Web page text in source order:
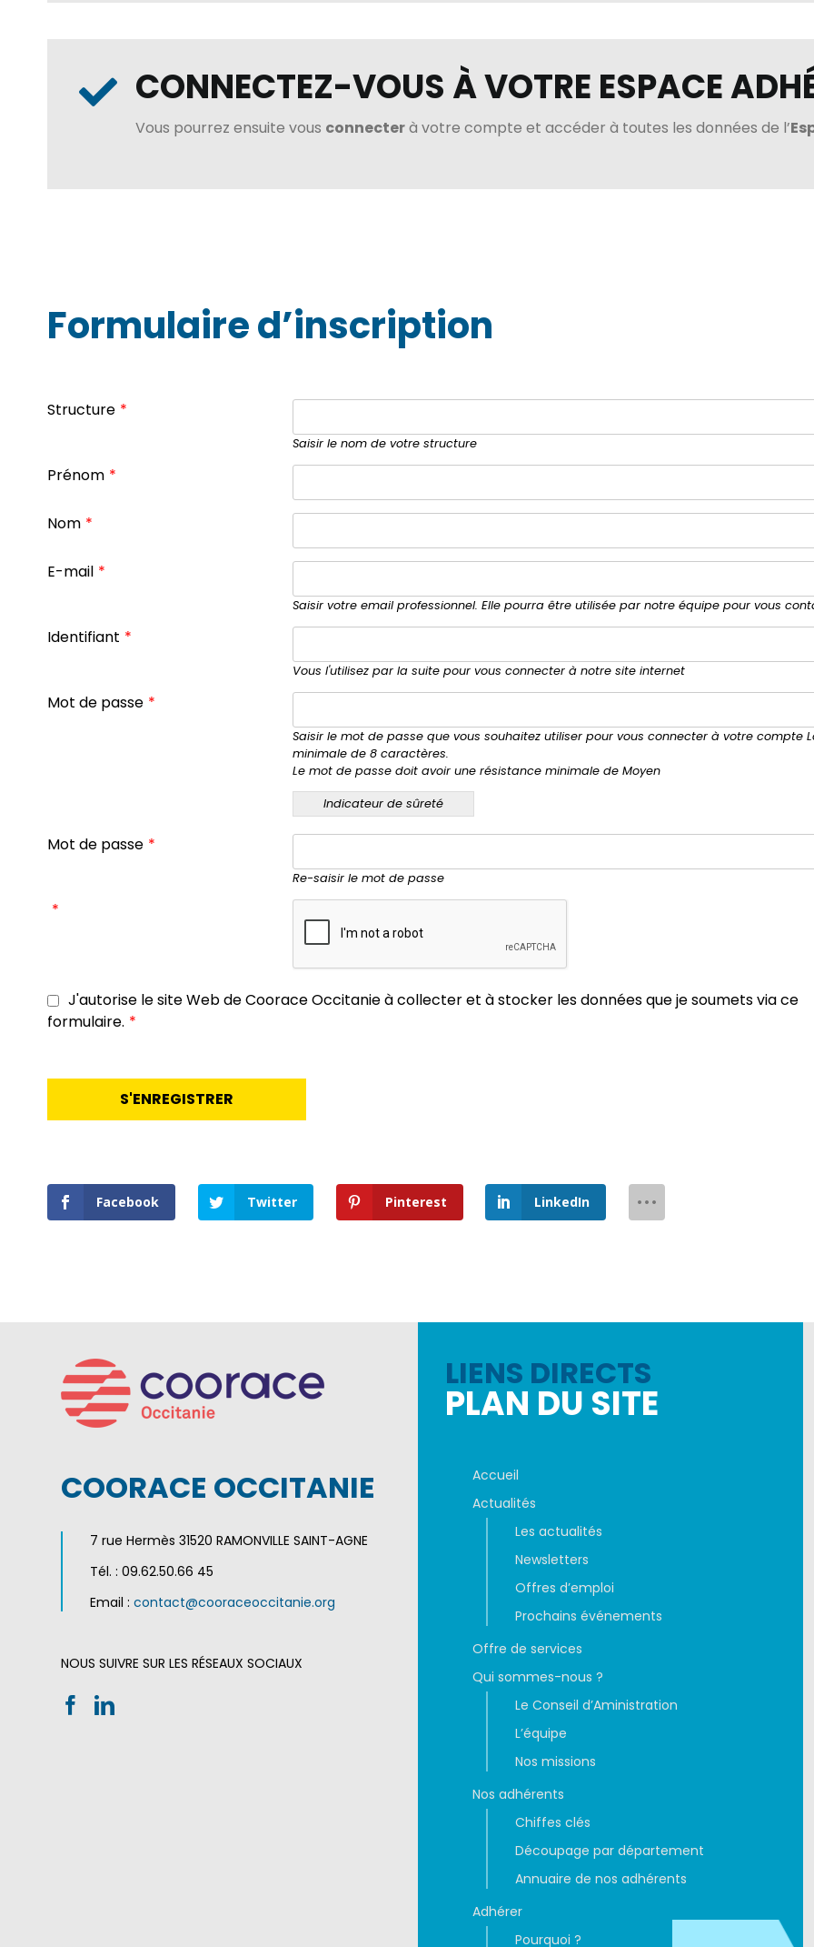
CONNECTEZ-VOUS À VOTRE ESPACE
Vous pourrez ensuite vous connecterà votre compte et accéder à toutes les données de l’
Formulaire d’inscription
Structure *
Saisir le nom de votre structure
Prénom *
Nom *
E-mail *
Saisir votre email professionnel. Elle pourra être utilisée par notre équipe pour vous
Identifiant *
Vous l'utilisez par la suite pour vous connecter à notre site internet
Mot de passe *
Saisir le mot de passe que vous souhaitez utiliser pour vous connecter à votre compte
minimale de 8 caractères.
Le mot de passe doit avoir une résistance minimale de Moyen
Indicateur de sûreté
Mot de passe *
Re-saisir le mot de passe
*
J'autorise le site Web de Coorace Occitanie à collecter et à stocker les données que je soumets via ce
formulaire. *
Facebook Twitter Pinterest LinkedIn
COORACE OCCITANIE
7 rue Hermès 31520 RAMONVILLE SAINT-AGNE
Tél. : 09.62.50.66 45
Email : contact@cooraceoccitanie.org
NOUS SUIVRE SUR LES RÉSEAUX SOCIAUX
LIENS DIRECTS
PLAN DU SITE
Accueil
Actualités
Les actualités
Newsletters
Offres d’emploi
Prochains événements
Offre de services
Qui sommes-nous ?
Le Conseil d’Aministration
L’équipe
Nos missions
Nos adhérents
Chiffes clés
Découpage par département
Annuaire de nos adhérents
Adhérer
Pourquoi ?